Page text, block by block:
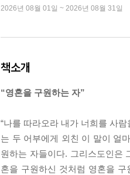
2026년 08월 01일 ~ 2026년 08월 31일
책소개
“영혼을 구원하는 자”
“나를 따라오라 내가 너희를 사
는 두 어부에게 외친 이 말이 얼
원하는 자들이다. 그리스도인은
혼을 구원하신 것처럼 영혼을